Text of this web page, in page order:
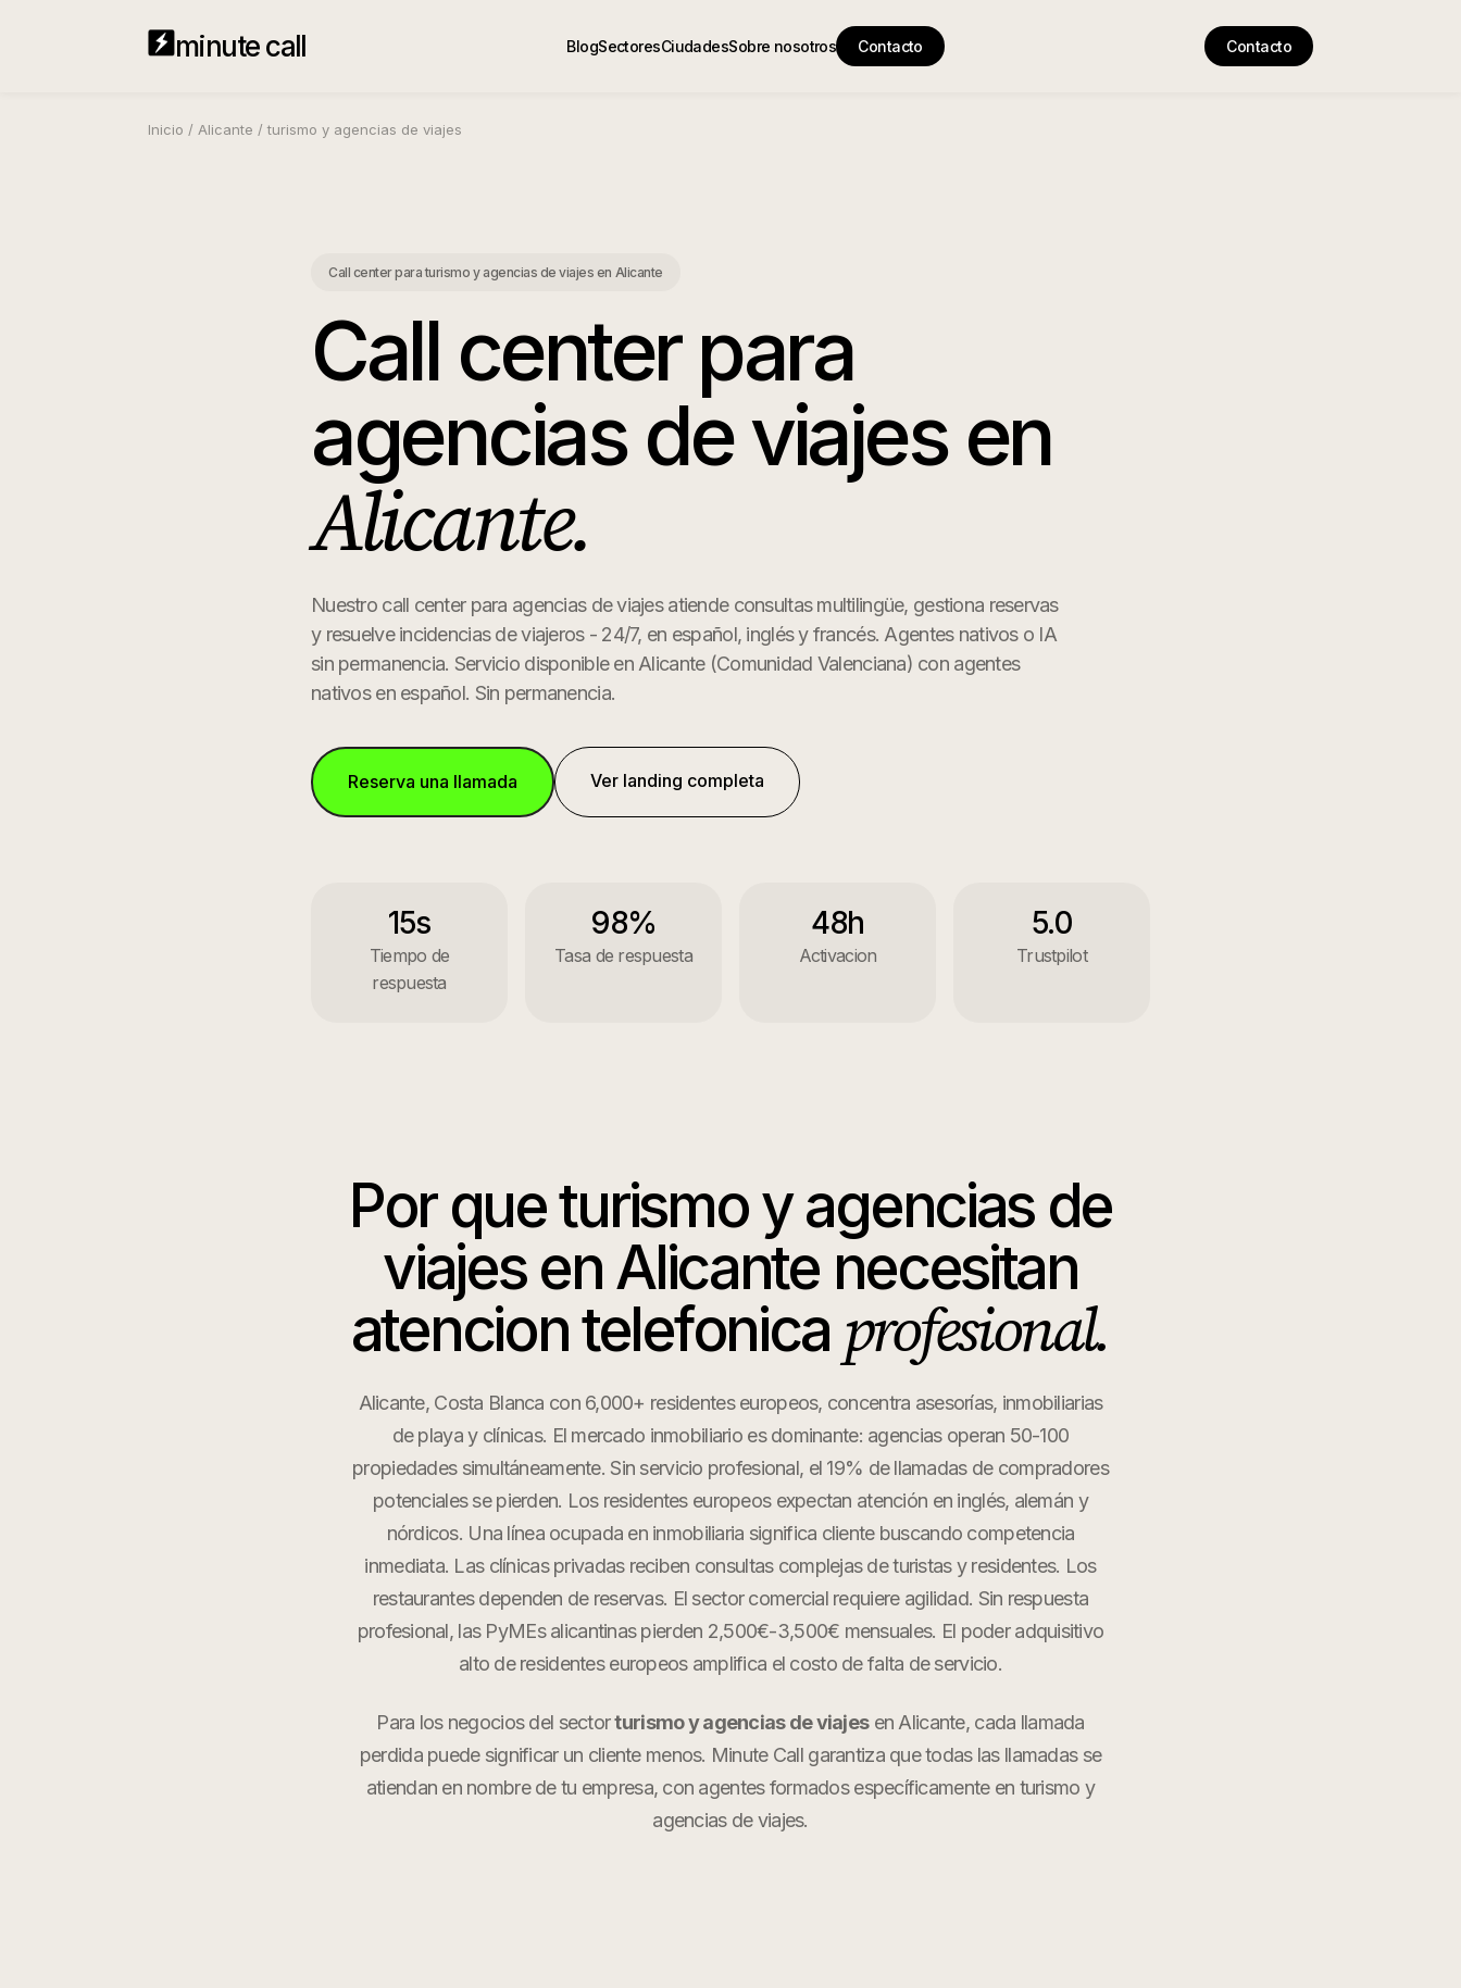
minute call BlogSectoresCiudadesSobre nosotros Contacto Contacto
Inicio / Alicante / turismo y agencias de viajes
Call center para turismo y agencias de viajes en Alicante
Call center para
agencias de viajesen
Alicante.
Nuestro call center para agencias de viajes atiende consultas multilingüe, gestiona reservas
y resuelve incidencias de viajeros - 24/7, en español, inglés y francés. Agentes nativos o IA
sin permanencia. Servicio disponible en Alicante(Comunidad Valenciana) con agentes
nativos en español. Sin permanencia.
Reserva una llamada Ver landing completa
15s
Tiempo de
respuesta
98%
Tasa de respuesta
48h
Activacion
5.0
Trustpilot
Por queturismo y agencias de
viajesenAlicantenecesitan
atencion telefonica profesional.
Alicante, Costa Blanca con 6,000+ residentes europeos, concentra asesorías, inmobiliarias
de playa y clínicas. El mercado inmobiliario es dominante: agencias operan 50-100
propiedades simultáneamente. Sin servicio profesional, el 19% de llamadas de compradores
potenciales se pierden. Los residentes europeos expectan atención en inglés, alemán y
nórdicos. Una línea ocupada en inmobiliaria significa cliente buscando competencia
inmediata. Las clínicas privadas reciben consultas complejas de turistas y residentes. Los
restaurantes dependen de reservas. El sector comercial requiere agilidad. Sin respuesta
profesional, las PyMEs alicantinas pierden 2,500€-3,500€ mensuales. El poder adquisitivo
alto de residentes europeos amplifica el costo de falta de servicio.
Para los negocios del sectorturismo y agencias de viajesen Alicante, cada llamada
perdida puede significar un cliente menos. Minute Call garantiza que todas las llamadas se
atiendan en nombre de tu empresa, con agentes formados específicamente en turismo y
agencias de viajes.